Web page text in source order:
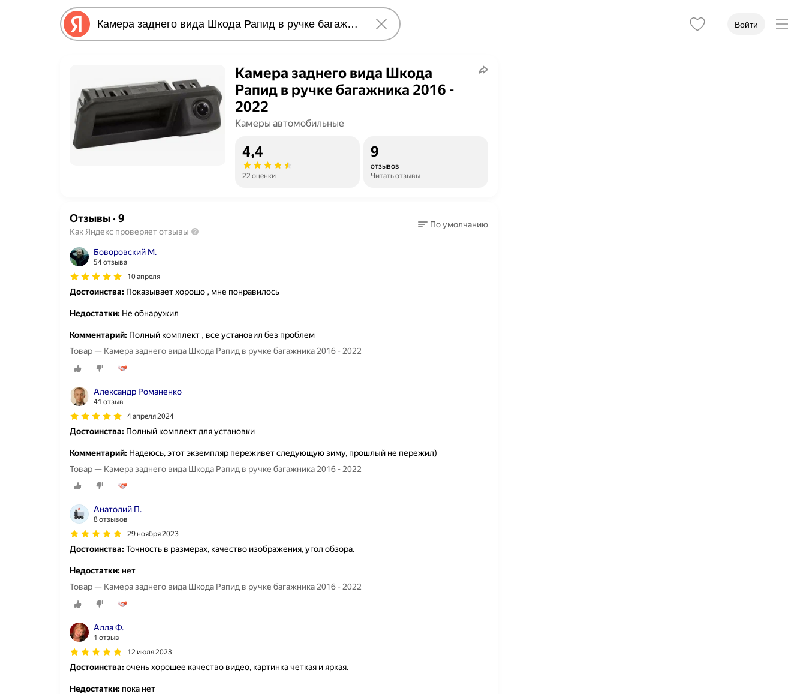
Войти
Камера заднего вида Шкода
Рапид в ручке багажника 2016 -
2022
Камеры автомобильные
4,4
22 оценки
9
отзывов
Читать отзывы
Отзывы· 9
Как Яндекс проверяет отзывы
По умолчанию
Боворовский М.
54 отзыва
10 апреля
Достоинства: Показывает хорошо , мне понравилось
Недостатки: Не обнаружил
Комментарий: Полный комплект , все установил без проблем
Товар — Камера заднего вида Шкода Рапид в ручке багажника 2016 - 2022
Александр Романенко
41 отзыв
4 апреля 2024
Достоинства: Полный комплект для установки
Комментарий: Надеюсь, этот экземпляр переживет следующую зиму, прошлый не пережил)
Товар — Камера заднего вида Шкода Рапид в ручке багажника 2016 - 2022
Анатолий П.
8 отзывов
29 ноября 2023
Достоинства:Точность в размерах, качество изображения, угол обзора.
Недостатки: нет
Товар — Камера заднего вида Шкода Рапид в ручке багажника 2016 - 2022
Алла Ф.
1 отзыв
12 июля 2023
Достоинства:очень хорошее качество видео, картинка четкая и яркая.
Недостатки: пока нет